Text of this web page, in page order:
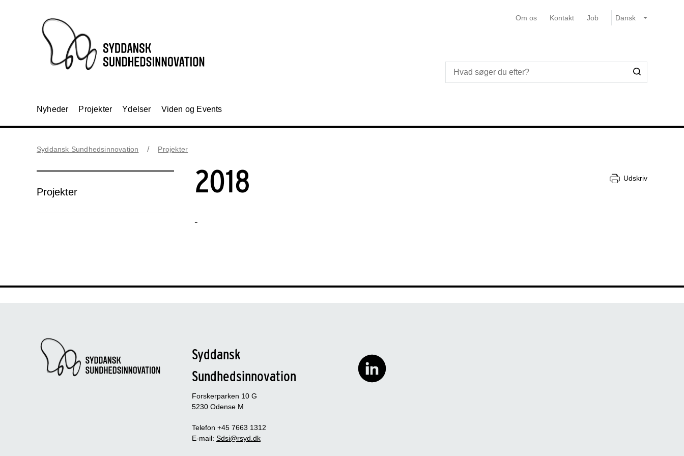
Om os Kontakt Job
Nyheder Projekter Ydelser Viden og Events
Syddansk Sundhedsinnovation Projekter
Projekter 2018 Udskriv
-
Syddansk
Sundhedsinnovation
Forskerparken 10 G
5230 Odense M
Telefon +45 7663 1312
E-mail: Sdsi@rsyd.dk